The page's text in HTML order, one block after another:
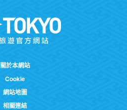
關於本網站
Cookie
網站地圖
相關連結